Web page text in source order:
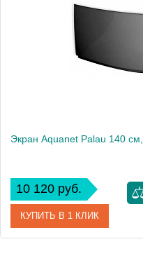
Экран Aquanet Palau 140
10 120 руб.
КУПИТЬ В 1 КЛИК